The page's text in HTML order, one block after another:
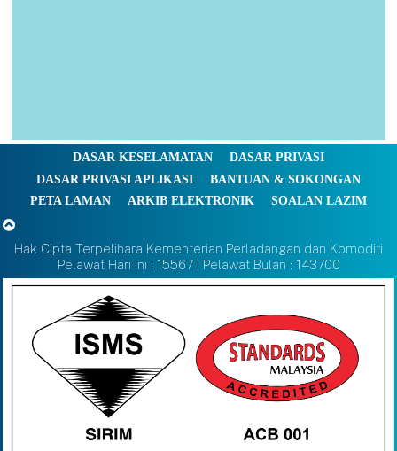
DASAR KESELAMATAN
DASAR PRIVASI
DASAR PRIVASI APLIKASI
BANTUAN & SOKONGAN
PETA LAMAN
ARKIB ELEKTRONIK SOALAN LAZIM
Hak Cipta Terpelihara Kementerian Perladangan dan Komoditi
Pelawat Hari Ini : 15567 | Pelawat Bulan : 143700